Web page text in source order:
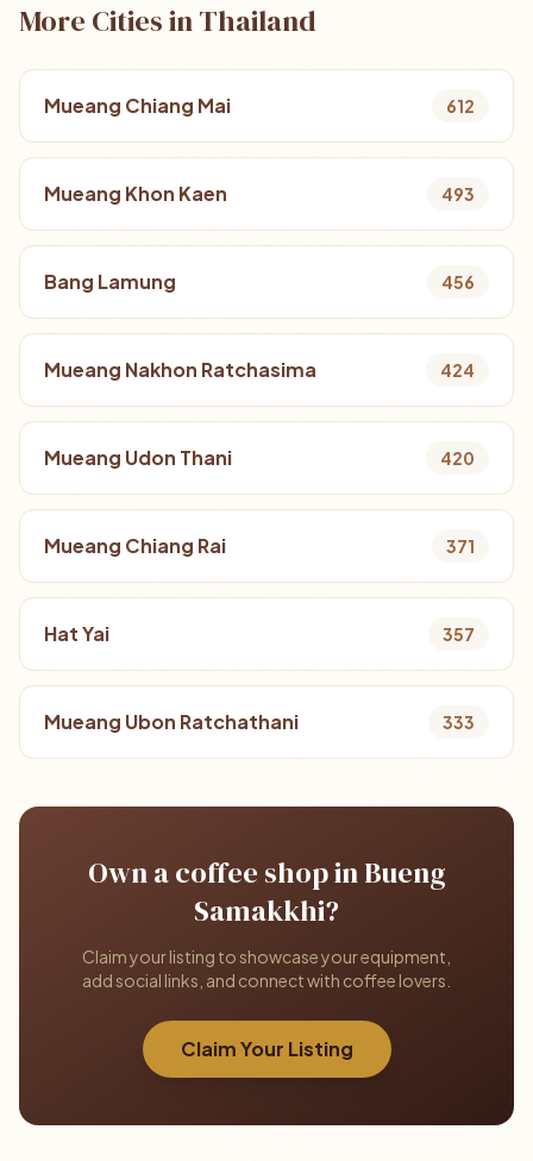
More Cities in Thailand
Mueang Chiang Mai 612
Mueang Khon Kaen 493
Bang Lamung 456
Mueang Nakhon Ratchasima 424
Mueang Udon Thani 420
Mueang Chiang Rai 371
Hat Yai 357
Mueang Ubon Ratchathani 333
Own a coffee shop in Bueng
Samakkhi?
Claim your listing to showcase your equipment,
add social links, and connect with coffee lovers.
Claim Your Listing